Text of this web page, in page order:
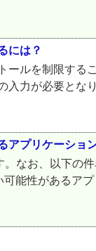
には？
ルを制限す
力が必要と
プリケーショ
なお、以下の
能性があるア